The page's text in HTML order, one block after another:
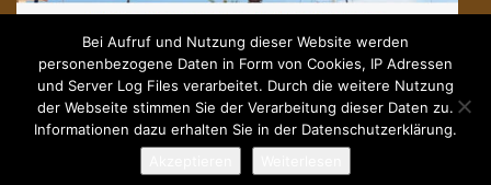
Bei Aufruf und Nutzung dieser Website werden
personenbezogene Daten in Form von Cookies, IP Adressen
und Server Log Files verarbeitet. Durch die weitere Nutzung
der Webseite stimmen Sie der Verarbeitung dieser Daten zu.
Informationen dazu erhalten Sie in der Datenschutzerklärung.